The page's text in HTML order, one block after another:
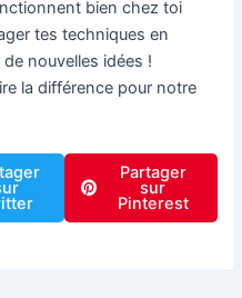
bien chez toi
tes techniques en
nouvelles idées !
la différence pour notre
Partager
sur
Pinterest